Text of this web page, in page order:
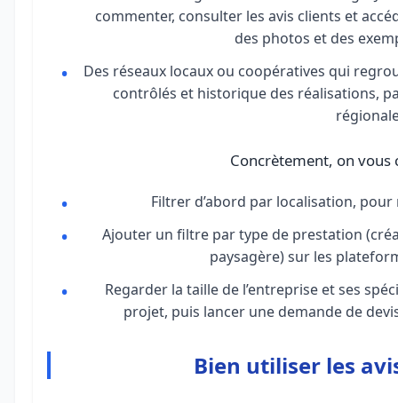
commenter, consulter les avis clients et
des photos et des
Des réseaux locaux ou coopératives qui
contrôlés et historique des réalisations,
Concrètement, on vous
Filtrer d’abord par localisation,
Ajouter un filtre par type de prestation
paysagère) sur les
Regarder la taille de l’entreprise et ses
projet, puis lancer une demande de
Bien utiliser les